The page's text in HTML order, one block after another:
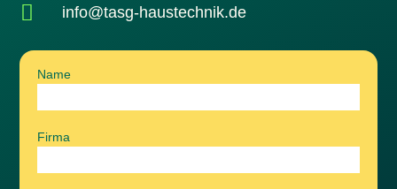
 info@tasg-haustechnik.de
Name
Firma